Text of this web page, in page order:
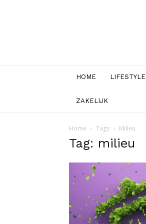
HOME LIFESTYLE
ZAKELIJK
Home Tags Milieu
Tag: milieu